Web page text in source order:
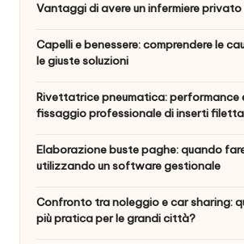
Vantaggi di avere un infermiere
Capelli e benessere: comprendere le
le giuste soluzioni
Rivettatrice pneumatica: performance
fissaggio professionale di inserti
Elaborazione buste paghe: quando
utilizzando un software gestionale
Confronto tra noleggio e car sharing:
più pratica per le grandi città?